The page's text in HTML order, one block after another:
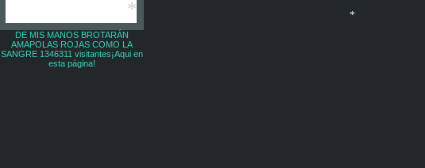
DE MIS MANOS BROTARÁN
AMAPOLAS ROJAS COMO LA
SANGRE 1346311 visitantes¡Aqui en
esta página!